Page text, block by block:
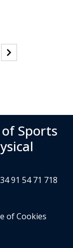
Sports
91 54 71 718
of Cookies